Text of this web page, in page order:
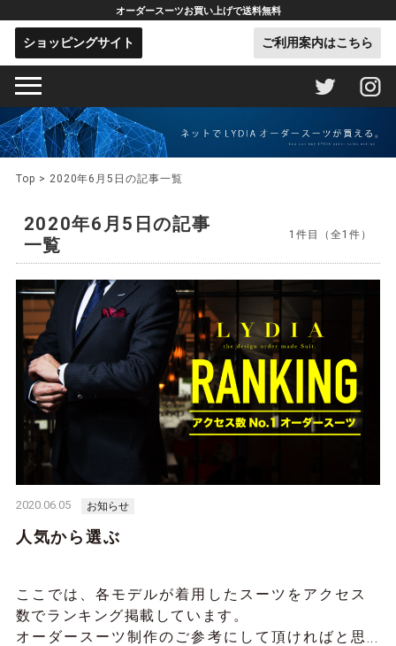
オーダースーツお買い上げで送料無料
ショッピングサイト ご利用案内はこちら
Top > 2020年6月5日の記事一覧
2020年6月5日の記事
一覧
1件目（全1件）
2020.06.05 お知らせ
人気から選ぶ
ここでは、各モデルが着用したスーツをアクセス
数でランキング掲載しています。
オーダースーツ制作のご参考にして頂ければと思